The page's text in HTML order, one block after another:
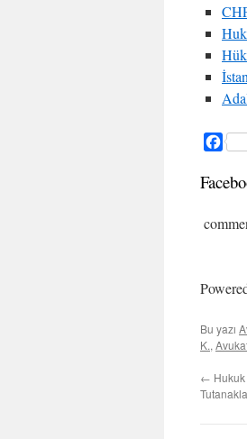
Bu yazı
K.,
←